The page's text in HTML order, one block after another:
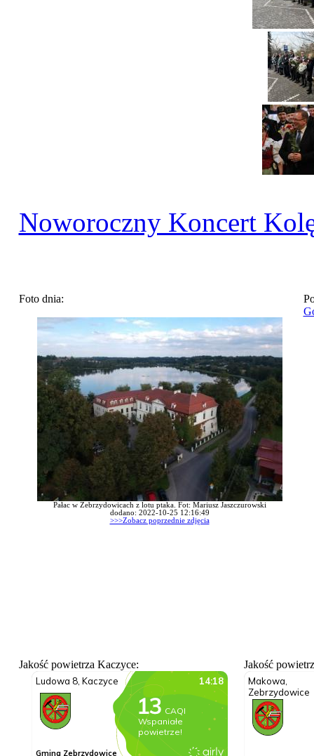
Noworoczny Koncert
Foto dnia:
Pałac w Zebrzydowicach z lotu ptaka. Fot: Mariusz Jaszczurowski
dodano: 2022-10-25 12:16:49
>>>Zobacz poprzednie zdjęcia
Jakość powietrza Kaczyce: Jakość